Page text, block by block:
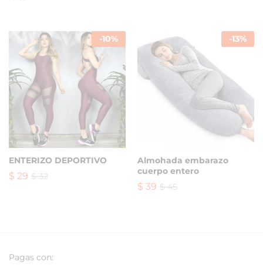
-10%
ENTERIZO DEPORTIVO
$ 29 $32
-13%
Almohada embarazo
cuerpo entero
$ 39 $45
Pagas con: